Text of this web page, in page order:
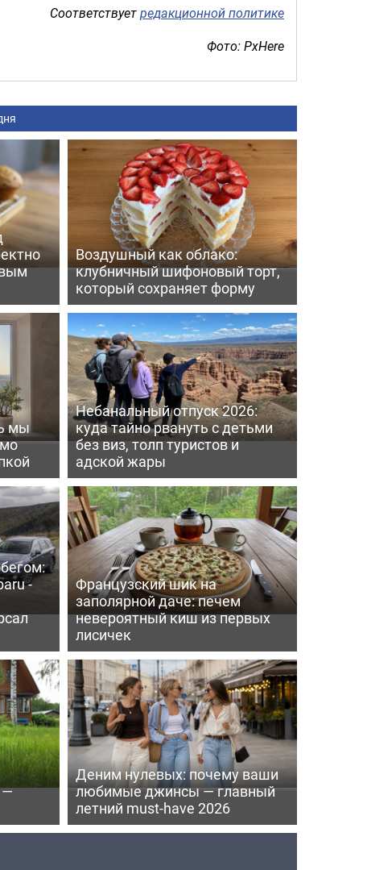
Соответствуетредакционной политике
Фото: PxHere
Воздушный как облако:
клубничный шифоновый торт,
который сохраняет форму
мы
Небанальный отпуск 2026:
куда тайно рвануть с детьми
без виз, толп туристов и
адской жары
-
Французский шик на
заполярной даче: печем
невероятный киш из первых
лисичек
—
Деним нулевых: почему ваши
любимые джинсы — главный
летний must-have 2026